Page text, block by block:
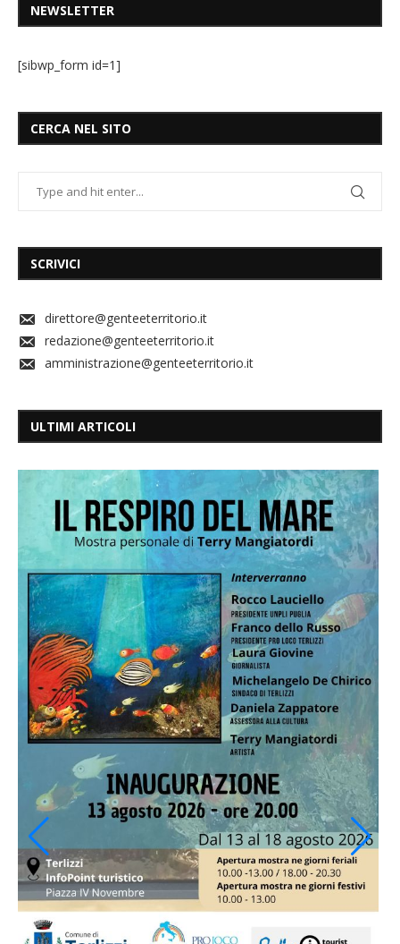
NEWSLETTER
[sibwp_form id=1]
CERCA NEL SITO
SCRIVICI
direttore@genteeterritorio.it
redazione@genteeterritorio.it
amministrazione@genteeterritorio.it
ULTIMI ARTICOLI